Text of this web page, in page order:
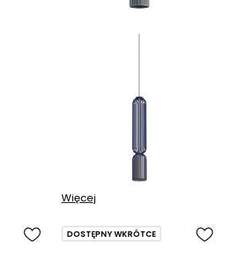
Więcej
DOSTĘPNY WKRÓTCE